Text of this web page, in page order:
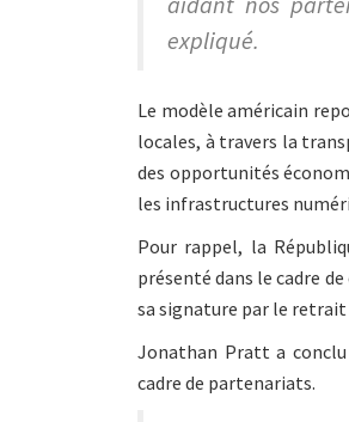
expliqué.
Le modèle américain
locales, à travers la
des opportunités
les infrastructures
Pour rappel, la
présenté dans le cadre
sa signature par le
Jonathan Pratt a
cadre de partenariats.